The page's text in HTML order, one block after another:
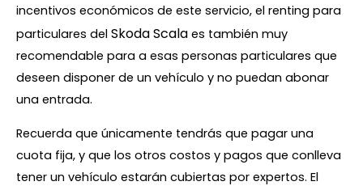
incentivos económicos de este servicio, el renting para
particulares del Skoda Scala es también muy
recomendable para a esas personas particulares que
deseen disponer de un vehículo y no puedan abonar
una entrada.
Recuerda que únicamente tendrás que pagar una
cuota fija, y que los otros costos y pagos que conlleva
tener un vehículo estarán cubiertas por expertos. El